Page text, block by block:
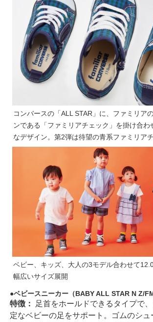
コンバースの「ALL STAR」に、ファミリア
ンである「ファミリアチェック」を掛け合わ
なデザイン。第2弾は待望の青系ファミリア
ベビー、キッズ、大人の3モデル合わせて
幅広いサイズ展開
ベビースニーカー（BABY ALL STAR N Z/FM
特徴：
足首をホールドできるタイプで
定なベビーの足をサポート。ゴムのシュ